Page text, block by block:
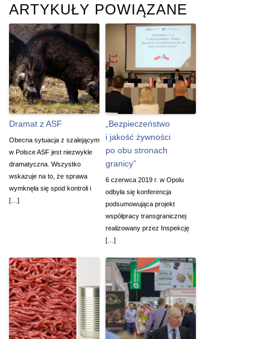
ARTYKUŁY POWIĄZANE
Dramat z ASF
Obecna sytuacja z szalejącym
w Polsce ASF jest niezwykle
dramatyczna. Wszystko
wskazuje na to, że sprawa
wymknęła się spod kontroli i
[…]
„Bezpieczeństwo
i jakość żywności
po obu stronach
granicy”
6 czerwca 2019 r. w Opolu
odbyła się konferencja
podsumowująca projekt
współpracy transgranicznej
realizowany przez Inspekcję
[…]